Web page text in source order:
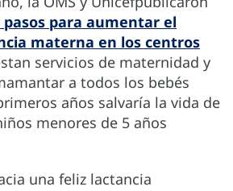
pasos para aumentar el
materna en los centros
servicios de maternidad y
a todos los bebés
años salvaría la vida de
menores de 5 años
una feliz lactancia